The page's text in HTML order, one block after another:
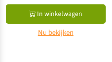
In winkelwagen
Nu bekijken